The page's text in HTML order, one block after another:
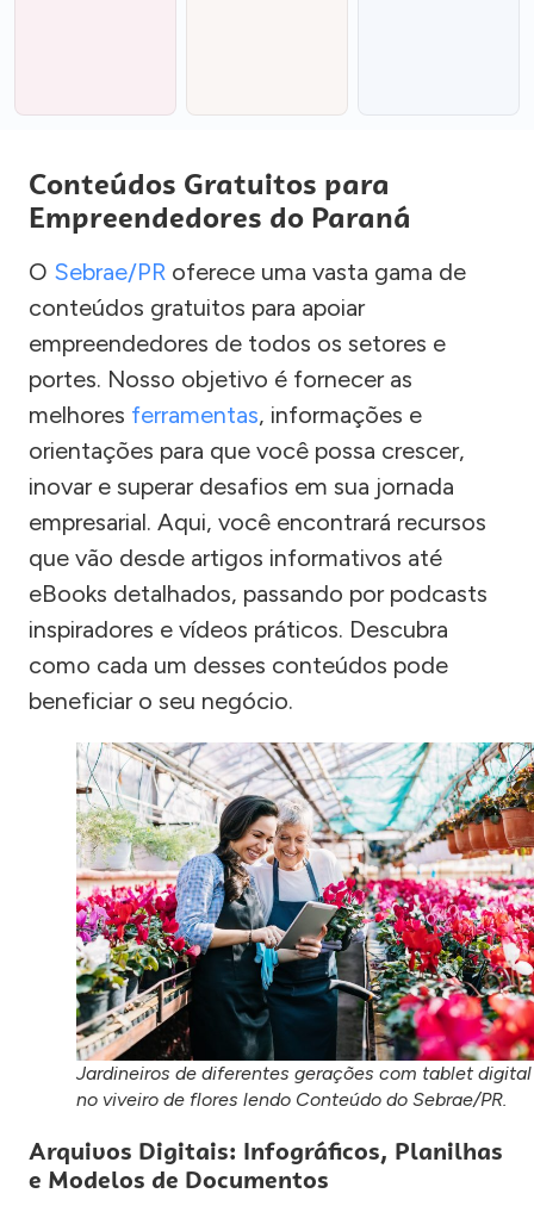
Conteúdos Gratuitos para
Empreendedores do Paraná
O Sebrae/PR oferece uma vasta gama de
conteúdos gratuitos para apoiar
empreendedores de todos os setores e
portes. Nosso objetivo é fornecer as
melhores ferramentas, informações e
orientações para que você possa crescer,
inovar e superar desafios em sua jornada
empresarial. Aqui, você encontrará recursos
que vão desde artigos informativos até
eBooks detalhados, passando por podcasts
inspiradores e vídeos práticos. Descubra
como cada um desses conteúdos pode
beneficiar o seu negócio.
Jardineiros de diferentes gerações com tablet digital
no viveiro de flores lendo Conteúdo do Sebrae/PR.
Arquivos Digitais: Infográficos, Planilhas
e Modelos de Documentos